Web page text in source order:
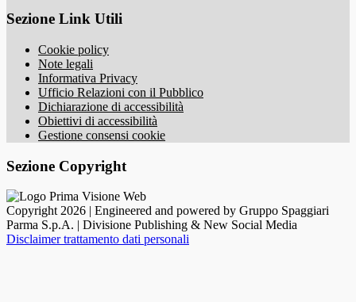
Sezione Link Utili
Cookie policy
Note legali
Informativa Privacy
Ufficio Relazioni con il Pubblico
Dichiarazione di accessibilità
Obiettivi di accessibilità
Gestione consensi cookie
Sezione Copyright
Copyright 2026 | Engineered and powered by Gruppo Spaggiari
Parma S.p.A. | Divisione Publishing & New Social Media
Disclaimer trattamento dati personali